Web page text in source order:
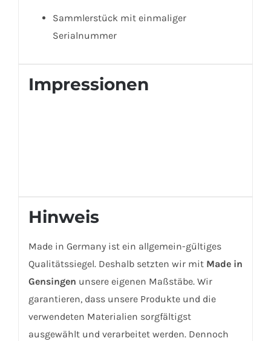
Sammlerstück mit einmaliger
Serialnummer
Impressionen
Hinweis
Made in Germany ist ein allgemein-gültiges
Qualitätssiegel. Deshalb setzten wir mit Made in
Gensingen unsere eigenen Maßstäbe. Wir
garantieren, dass unsere Produkte und die
verwendeten Materialien sorgfältigst
ausgewählt und verarbeitet werden. Dennoch